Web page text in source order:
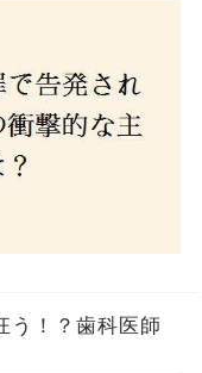
う！？歯科医師